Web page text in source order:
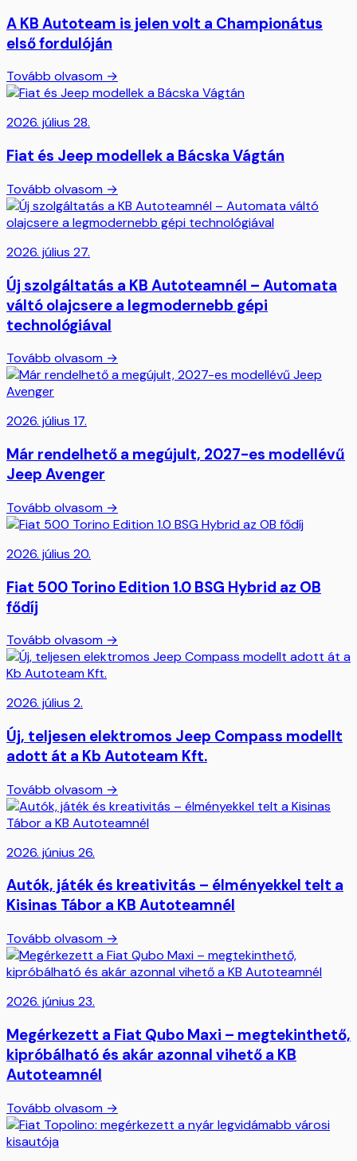
A KB Autoteam is jelen volt a Championátus
első fordulóján
Tovább olvasom →
2026. július 28.
Fiat és Jeep modellek a Bácska Vágtán
Tovább olvasom →
2026. július 27.
Új szolgáltatás a KB Autoteamnél – Automata
váltó olajcsere a legmodernebb gépi
technológiával
Tovább olvasom →
2026. július 17.
Már rendelhető a megújult, 2027-es modellévű
Jeep Avenger
Tovább olvasom →
2026. július 20.
Fiat 500 Torino Edition 1.0 BSG Hybrid az OB
fődíj
Tovább olvasom →
2026. július 2.
Új, teljesen elektromos Jeep Compass modellt
adott át a Kb Autoteam Kft.
Tovább olvasom →
2026. június 26.
Autók, játék és kreativitás – élményekkel telt a
Kisinas Tábor a KB Autoteamnél
Tovább olvasom →
2026. június 23.
Megérkezett a Fiat Qubo Maxi – megtekinthető,
kipróbálható és akár azonnal vihető a KB
Autoteamnél
Tovább olvasom →